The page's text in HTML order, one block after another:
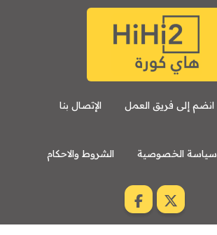
انضم إلى فريق العمل الإتصال بنا
سياسة الخصوصية الشروط والاحكام